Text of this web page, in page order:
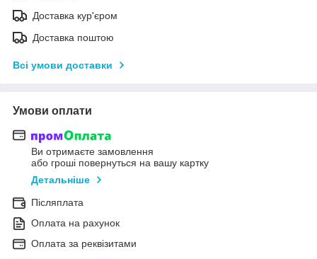
Доставка кур'єром
Доставка поштою
Всі умови доставки
Умови оплати
Ви отримаєте замовлення
або гроші повернуться на вашу картку
Детальніше
Післяплата
Оплата на рахунок
Оплата за реквізитами